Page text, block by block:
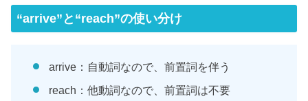
“arrive”と“reach”の使い分け
arrive：自動詞なので、前置詞を伴う
reach：他動詞なので、前置詞は不要